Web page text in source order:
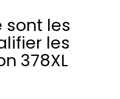
sont les
les
378XL